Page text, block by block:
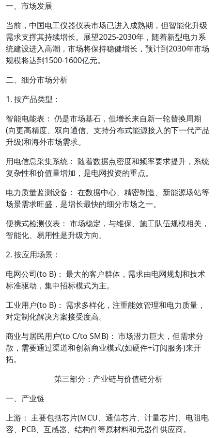
一、市场发展
当前，中国电工仪器仪表市场已进入成熟期，但智能化升级
需求支撑其持续增长。展望2025-2030年，随着新型电力系
统建设进入高潮，市场将保持稳健增长，预计到2030年市场
规模将达到1500-1600亿元。
二、细分市场分析
1. 按产品类型：
智能电能表： 仍是市场基石，但增长来自新一轮替换周期
(向更高精度、双向通信、支持分布式能源接入的下一代产品
升级)和海外市场需求。
用电信息采集系统： 随着数据点密度和频率要求提升，系统
复杂性和价值量增加，是电网投资的重点。
电力质量监测设备： 在数据中心、精密制造、新能源场站等
场景需求旺盛，是增长最快的细分市场之一。
便携式检测仪表： 市场稳定，与维保、施工队伍规模相关，
智能化、易用性是升级方向。
2. 按应用场景：
电网公司(to B)： 最大的客户群体，需求由电网规划和技术
标准驱动，集中招标模式为主。
工业用户(to B)： 需求多样化，注重能效管理和电力质量，
对定制化解决方案接受度高。
商业与居民用户(to C/to SMB)： 市场潜力巨大，但需求分
散，需要通过渠道和创新商业模式(如硬件+订阅服务)来开
拓。
第三部分：产业链与价值链分析
一、产业链
上游： 主要包括芯片(MCU、通信芯片、计量芯片)、电阻电
容、PCB、互感器、结构件等原材料和元器件供应商。